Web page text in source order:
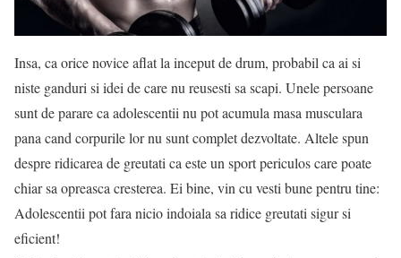
Insa, ca orice novice aflat la inceput de drum, probabil ca ai si
niste ganduri si idei de care nu reusesti sa scapi. Unele persoane
sunt de parare ca adolescentii nu pot acumula masa musculara
pana cand corpurile lor nu sunt complet dezvoltate. Altele spun
despre ridicarea de greutati ca este un sport periculos care poate
chiar sa opreasca cresterea. Ei bine, vin cu vesti bune pentru tine:
Adolescentii pot fara nicio indoiala sa ridice greutati sigur si
eficient!